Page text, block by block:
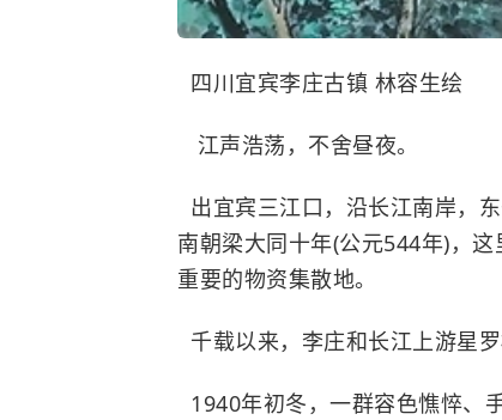
四川宜宾李庄古镇 林容生绘
江声浩荡，不舍昼夜。
出宜宾三江口，沿长江南岸，
南朝梁大同十年(公元544年)，
重要的物资集散地。
千载以来，李庄和长江上游星
1940年初冬，一群容色憔悴、